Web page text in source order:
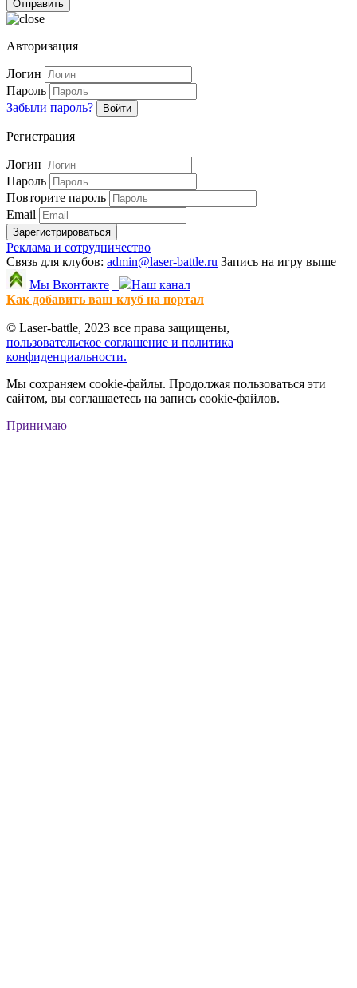
Авторизация
Логин
Пароль
Забыли пароль?
Войти
Регистрация
Логин
Пароль
Повторите пароль
Email
Зарегистрироваться
Реклама и сотрудничество
Связь для клубов: admin@laser-battle.ru Запись на игру выше
Мы Вконтакте
Наш канал
Как добавить ваш клуб на портал
© Laser-battle, 2023 все права защищены,
пользовательское соглашение и политика
конфиденциальности.
Мы сохраняем cookie-файлы. Продолжая пользоваться эти
сайтом, вы соглашаетесь на запись cookie-файлов.
Принимаю